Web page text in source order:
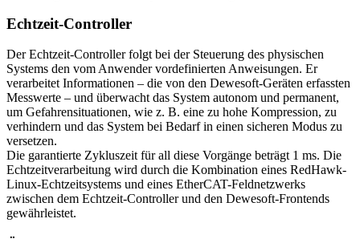
Echtzeit-Controller
Der Echtzeit-Controller folgt bei der Steuerung des physischen
Systems den vom Anwender vordefinierten Anweisungen. Er
verarbeitet Informationen – die von den Dewesoft-Geräten erfassten
Messwerte – und überwacht das System autonom und permanent,
um Gefahrensituationen, wie z. B. eine zu hohe Kompression, zu
verhindern und das System bei Bedarf in einen sicheren Modus zu
versetzen.
Die garantierte Zykluszeit für all diese Vorgänge beträgt 1 ms. Die
Echtzeitverarbeitung wird durch die Kombination eines RedHawk-
Linux-Echtzeitsystems und eines EtherCAT-Feldnetzwerks
zwischen dem Echtzeit-Controller und den Dewesoft-Frontends
gewährleistet.